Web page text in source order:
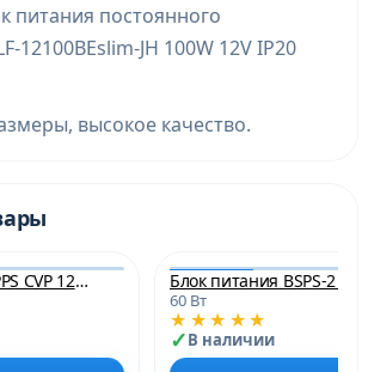
питания постоянного
12100BEslim-JH 100W 12V IP20
высокое качество.
Блок питания PPS CVP 12005 IP20 5w
60 Вт
★★★★★
В наличии